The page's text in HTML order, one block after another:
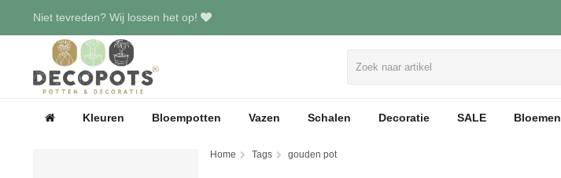
Niet tevreden? Wij lossen het op!
Kleuren Bloempotten Vazen Schalen Decoratie SALE Bloemen
Home Tags gouden pot